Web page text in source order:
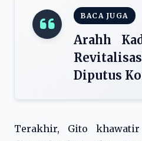
BACA JUGA
Arahh
Diputus
Terakhir, Gito